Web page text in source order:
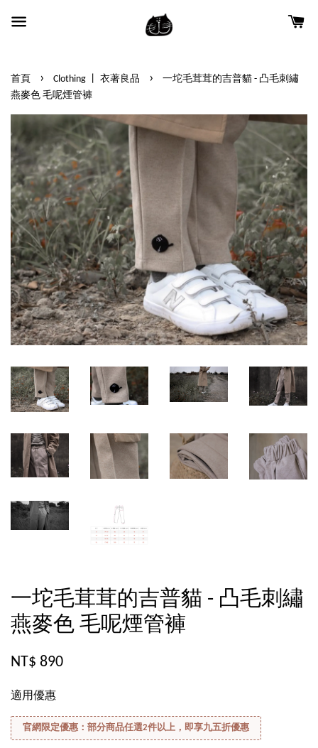
首頁 › Clothing 丨 衣著良品 ›
一坨毛茸茸的吉普貓 - 凸毛刺繡
燕麥色 毛呢煙管褲
一坨毛茸茸的吉普貓 - 凸毛刺繡
燕麥色 毛呢煙管褲
NT$ 890
適用優惠
官網限定優惠：部分商品任選2件以上，即享九五折優惠